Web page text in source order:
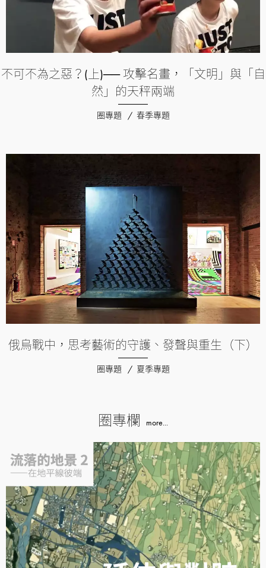
不可不為之惡？(上)── 攻擊名畫，「文明」與「自
然」的天秤兩端
圈專題 春季專題
俄烏戰中，思考藝術的守護、發聲與重生（下）
圈專題 夏季專題
圈專欄